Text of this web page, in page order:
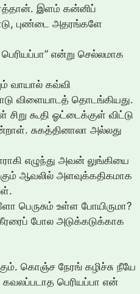
இளம் கன்னிப்
புண்டை அதரங்களே
என்று செல்லமாக
வாயால் கவ்வி
விளையாடத் தொடங்கியது.
கூதி ஓட்டைக்குள் விட்டு
சுகத்தினாலா அல்லது
எழுந்து அவன் லுங்கியை
ஆவலில் அளவுக்கதிகமாக
உள்ள போயிருமா?
போல அடுக்கடுக்காக
கொஞ்ச நேரங் கழிச்சு நீயே
பெரியப்பா என்